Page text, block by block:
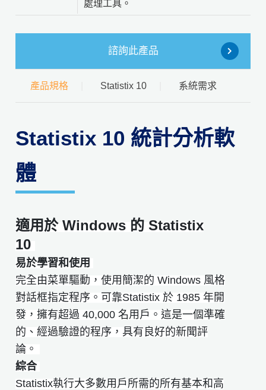
處理工具。
諮詢此產品
產品規格 Statistix 10 系統需求
Statistix 10 統計分析軟
體
適用於 Windows 的 Statistix
10
易於學習和使用
完全由菜單驅動，使用簡潔的 Windows 風格
對話框指定程序。 可靠Statistix 於 1985 年開
發，擁有超過 40,000 名用戶。這是一個準確
的、經過驗證的程序，具有良好的新聞評
論。
綜合
Statistix執行大多數用戶所需的所有基本和高